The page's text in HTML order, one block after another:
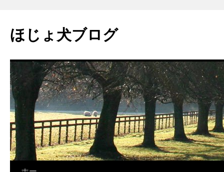
テ
ン
へ
ス
キ
ッ
プ
ほじょ犬ブログ